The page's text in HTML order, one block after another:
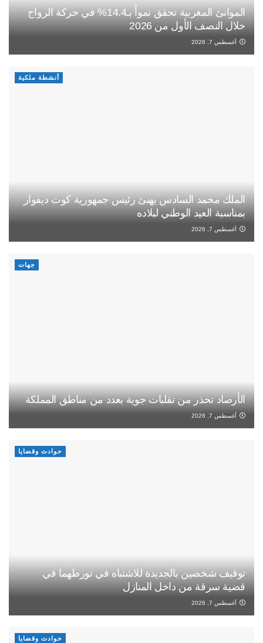
الموانئ المغربية تحقق نمواً بـ14.4% في حركة الرواج
خلال النصف الأول من 2026
أغسطس 7, 2026
أنشطة ملكية
الملك محمد السادس يهنئ رئيس جمهورية كوت ديفوار
بمناسبة العيد الوطني لبلاده
أغسطس 7, 2026
جهات
الأرصاد تحذر من تقلبات جوية بعدد من مناطق المملكة
أغسطس 7, 2026
حوادث وقضايا
توقيف شخصين بالجديدة للاشتباه في تورطهما في
قضية سرقة من داخل المنازل
أغسطس 7, 2026
حوادث وقضايا